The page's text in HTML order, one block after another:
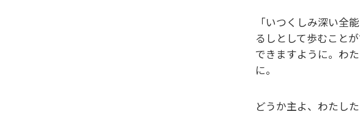
「いつくしみ深い全
るしとして歩むこと
できますように。わ
に。
どうか主よ、わたし